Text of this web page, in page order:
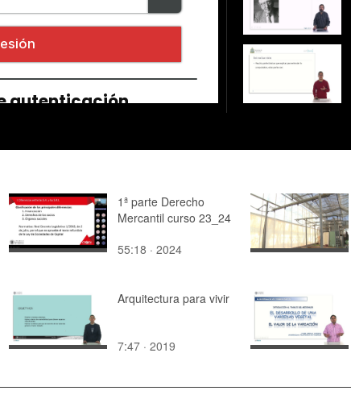
1ª parte Derecho
Mercantil curso 23_24
55:18 · 2024
Arquitectura para vivir
7:47 · 2019